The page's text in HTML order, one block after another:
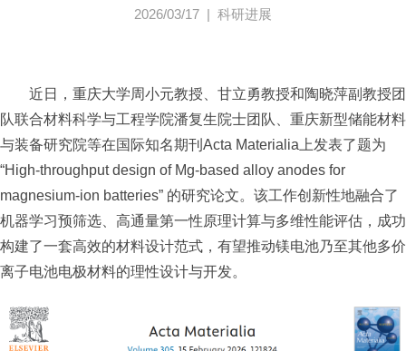
2026/03/17 | 科研进展
近日，重庆大学周小元教授、甘立勇教授和陶晓萍副教授团
队联合材料科学与工程学院潘复生院士团队、重庆新型储能材料
与装备研究院等在国际知名期刊Acta Materialia上发表了题为
“High-throughput design of Mg-based alloy anodes for
magnesium-ion batteries” 的研究论文。该工作创新性地融合了
机器学习预筛选、高通量第一性原理计算与多维性能评估，成功
构建了一套高效的材料设计范式，有望推动镁电池乃至其他多价
离子电池电极材料的理性设计与开发。